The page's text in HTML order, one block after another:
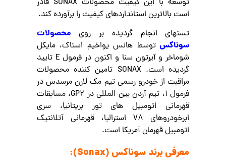
توسعه با این کیفیت محصولات SONAX قادر
است بالاترین استانداردهای کیفیت را برآورده کند.
تستهای انجام گردیده بر روی محصولات
سوناکس توسط هانس یواخیم استاک، مایکل
شوماخر و آیرتون سنا و اکنون در فرمول E تایید
گردیده است. SONAX تامین کننده محصولات
مراقبت از خودرو رسمی تیم مک لارن مرسدس در
فرمول 1، تیم آردن بین المللی در GP2، مسابقات
قهرمانی اتومبیل های تور بریتانیا، سری
ابرخودروهای V8 استرالیا، قهرمانی آتلانتیک
اتومبیل قهرمان آمریکا است.
معرفی برند سوناکس (Sonax):